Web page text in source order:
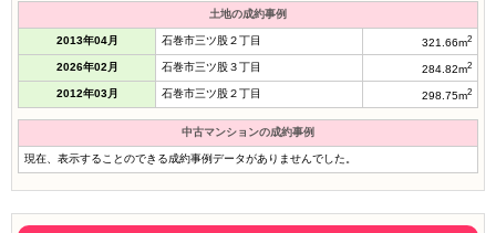
土地の成約事例
2013年04月 石巻市三ツ股２丁目 321.66m2
2026年02月 石巻市三ツ股３丁目 284.82m2
2012年03月 石巻市三ツ股２丁目 298.75m2
中古マンションの成約事例
現在、表示することのできる成約事例データがありませんでした。